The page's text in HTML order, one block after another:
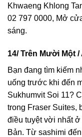
Khwaeng Khlong
02 797 0000, Mở
sáng.
14/ Trên Mười Một
Bạn đang tìm kiếm
uống trước khi đến
Sukhumvit Soi 11?
trong Fraser Suites,
điều tuyệt vời nhất
Bản. Từ sashimi